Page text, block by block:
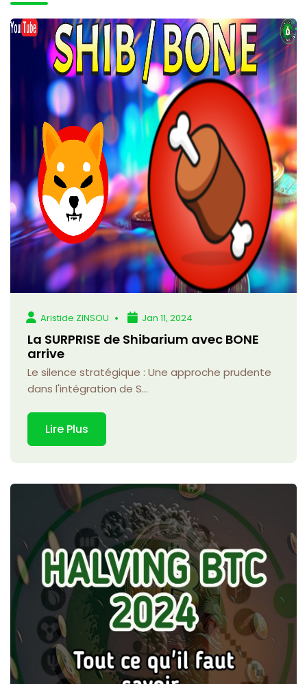
Aristide ZINSOU Jan 11, 2024
La SURPRISE de Shibarium avec BONE
arrive
Le silence stratégique : Une approche prudente
dans l'intégration de S...
Lire Plus